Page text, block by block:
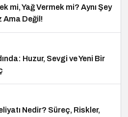
mi, Yağ Vermek mi? Aynı Şey
Ama Değil!
Huzur, Sevgi ve Yeni Bir
Nedir? Süreç, Riskler,